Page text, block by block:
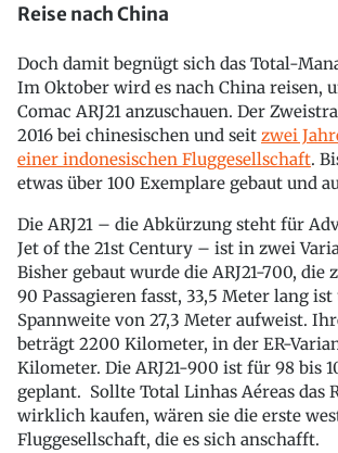
Reise nach China
Doch damit begnügt sich das Total-
Im Oktober wird es nach China reisen,
Comac ARJ21 anzuschauen. Der
2016 bei chinesischen und seit zwei
einer indonesischen Fluggesellschaft.
etwas über 100 Exemplare gebaut und
Die ARJ21 – die Abkürzung steht für
Jet of the 21st Century – ist in zwei
Bisher gebaut wurde die ARJ21-700, die
90 Passagieren fasst, 33,5 Meter lang
Spannweite von 27,3 Meter aufweist.
beträgt 2200 Kilometer, in der ER-
Kilometer. Die ARJ21-900 ist für 98 bis
geplant. Sollte Total Linhas Aéreas das
wirklich kaufen, wären sie die erste
Fluggesellschaft, die es sich anschafft.